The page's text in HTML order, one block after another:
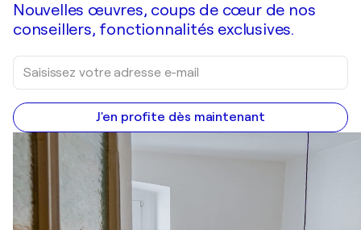
Nouvelles œuvres, coups de cœur de nos
conseillers, fonctionnalités exclusives.
J'en profite dès maintenant